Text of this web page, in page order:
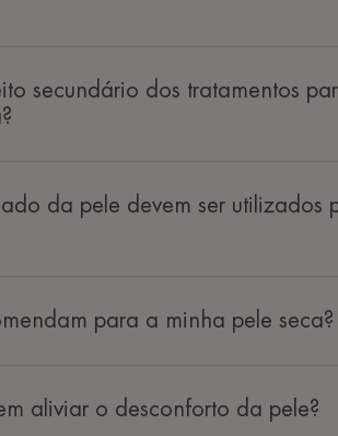
secundário dos tratamentos
da pele devem ser utilizados
para a minha pele seca?
aliviar o desconforto da pele?